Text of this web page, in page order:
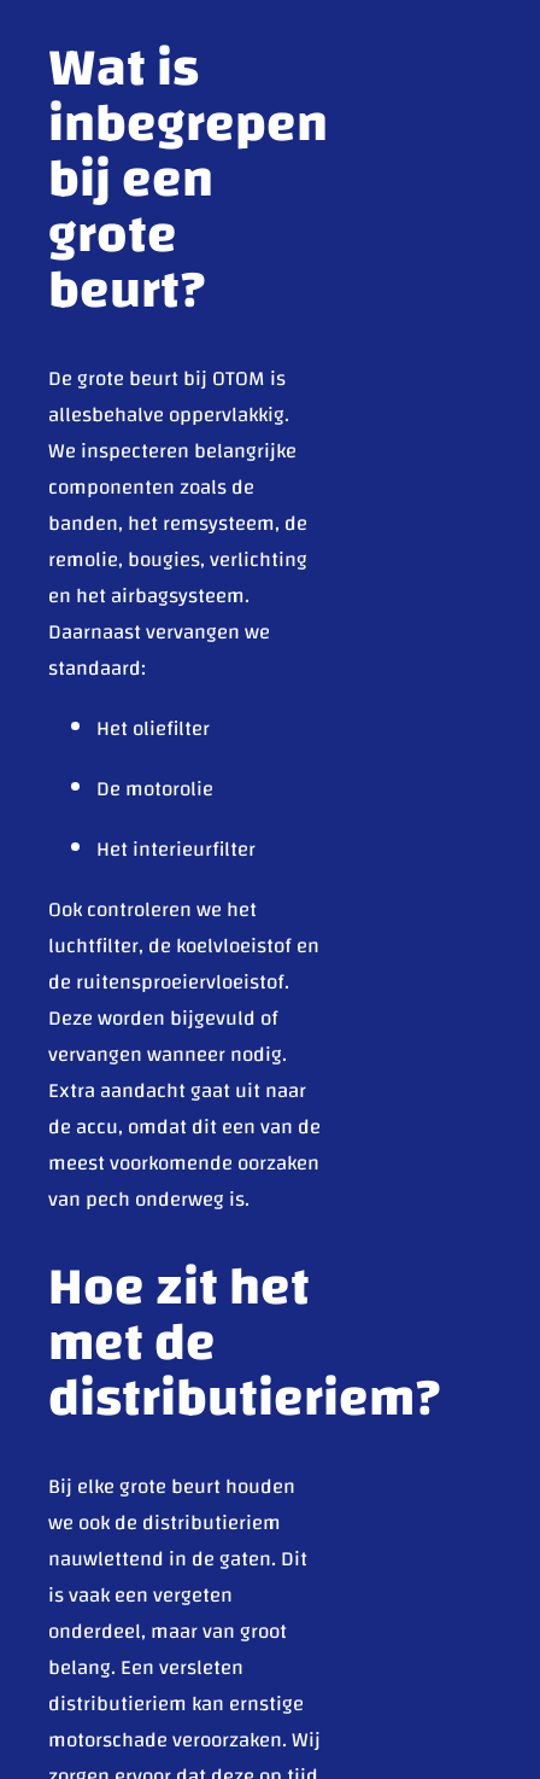
Wat is
inbegrepen
bij een
grote
beurt?
De grote beurt bij OTOM is
allesbehalve oppervlakkig.
We inspecteren belangrijke
componenten zoals de
banden, het remsysteem, de
remolie, bougies, verlichting
en het airbagsysteem.
Daarnaast vervangen we
standaard:
Het oliefilter
De motorolie
Het interieurfilter
Ook controleren we het
luchtfilter, de koelvloeistof en
de ruitensproeiervloeistof.
Deze worden bijgevuld of
vervangen wanneer nodig.
Extra aandacht gaat uit naar
de accu, omdat dit een van de
meest voorkomende oorzaken
van pech onderweg is.
Hoe zit het
met de
distributieriem?
Bij elke grote beurt houden
we ook de distributieriem
nauwlettend in de gaten. Dit
is vaak een vergeten
onderdeel, maar van groot
belang. Een versleten
distributieriem kan ernstige
motorschade veroorzaken. Wij